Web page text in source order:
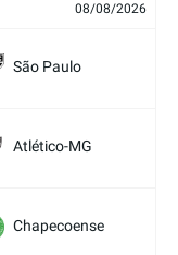
08/08/2026
São Paulo
Atlético-MG
Chapecoense